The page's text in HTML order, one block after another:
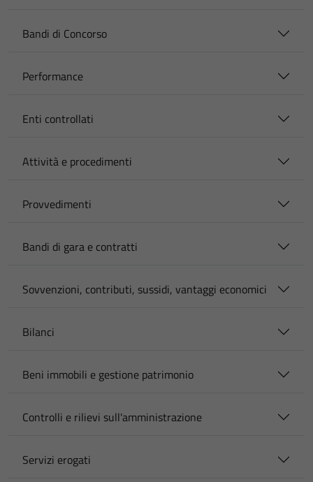
Bandi di Concorso
Performance
Enti controllati
Attività e procedimenti
Provvedimenti
Bandi di gara e contratti
Sovvenzioni, contributi, sussidi, vantaggi economici
Bilanci
Beni immobili e gestione patrimonio
Controlli e rilievi sull'amministrazione
Servizi erogati